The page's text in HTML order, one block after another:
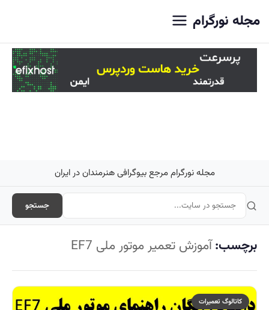
مجله نورگرام
مجله نورگرام مرجع بیوگرافی هنرمندان در ایران
جستجو
برچسب:آموزش تعمیر موتور ملی EF7
کاتالوگ تعمیرات